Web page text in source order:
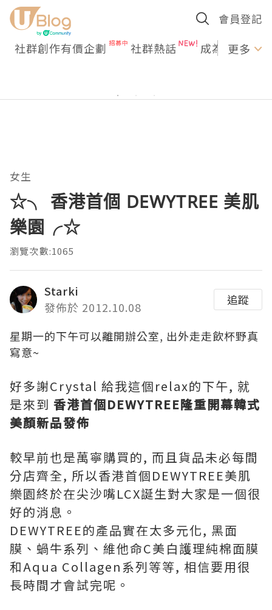
會員登記
社群創作有價企劃 社群熱話 成為U更多
女生
☆╮ 香港首個 DEWYTREE 美肌
樂園╭☆
瀏覽次數:1065
Starki
發佈於 2012.10.08
追蹤
星期一的下午可以離開辦公室, 出外走走飲杯野真
寫意~
好多謝Crystal 給我這個relax的下午, 就
是來到 香港首個DEWYTREE隆重開幕韓式
美顏新品發佈
較早前也是萬寧購買的, 而且貨品未必每間
分店齊全, 所以香港首個DEWYTREE美肌
樂園終於在尖沙嘴LCX誕生對大家是一個很
好的消息。
DEWYTREE的產品實在太多元化, 黑面
膜、蝸牛系列、維他命C美白護理純棉面膜
和Aqua Collagen系列等等, 相信要用很
長時間才會試完呢。